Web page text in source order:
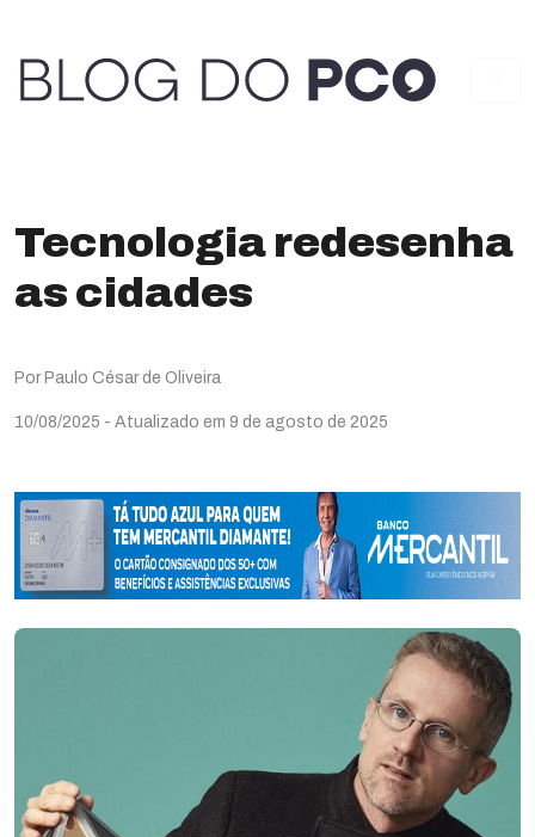
Tecnologia redesenha
as cidades
Por Paulo César de Oliveira
10/08/2025 - Atualizado em 9 de agosto de 2025